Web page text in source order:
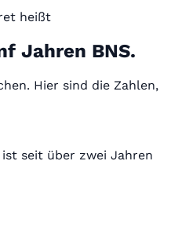
heißt
Jahren BNS.
Hier sind die Zahlen,
seit über zwei Jahren